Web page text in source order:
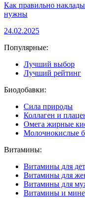
Как правильно
нужны
24.02.2025
Популярные:
Лучший выбор
Лучший рейтинг
Биодобавки:
Сила природы
Коллаген и
Омега жирные
Молочнокислые
Витамины:
Витамины для
Витамины для
Витамины для
Витамины и